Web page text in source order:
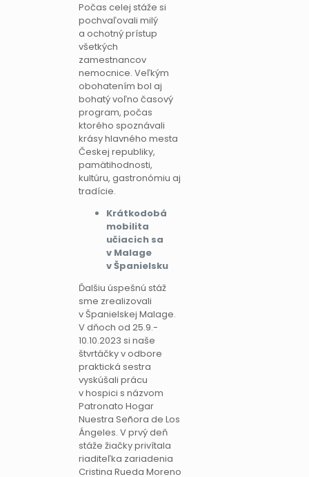
Počas celej stáže si
pochvaľovali milý
a ochotný prístup
všetkých
zamestnancov
nemocnice. Veľkým
obohatením bol aj
bohatý voľno časový
program, počas
ktorého spoznávali
krásy hlavného mesta
Českej republiky,
pamätihodnosti,
kultúru, gastronómiu aj
tradície.
Krátkodobá
mobilita
učiacich sa
v Malage
v Španielsku
Ďalšiu úspešnú stáž
sme zrealizovali
v Španielskej Malage.
V dňoch od 25.9.-
10.10.2023 si naše
štvrtáčky v odbore
praktická sestra
vyskúšali prácu
v hospici s názvom
Patronato Hogar
Nuestra Señora de Los
Ángeles. V prvý deň
stáže žiačky privítala
riaditeľka zariadenia
Cristina Rueda Moreno